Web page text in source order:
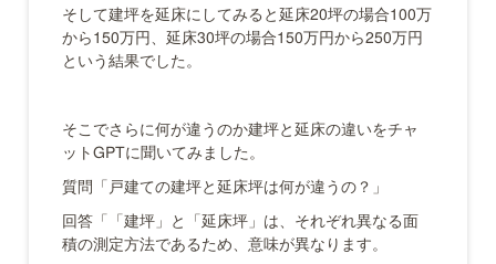
そして建坪を延床にしてみると延床20坪の場合100万
から150万円、延床30坪の場合150万円から250万円
という結果でした。
そこでさらに何が違うのか建坪と延床の違いをチャ
ットGPTに聞いてみました。
質問「戸建ての建坪と延床坪は何が違うの？」
回答「「建坪」と「延床坪」は、それぞれ異なる面
積の測定方法であるため、意味が異なります。